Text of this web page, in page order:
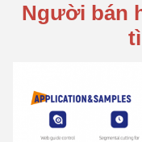
Người bán